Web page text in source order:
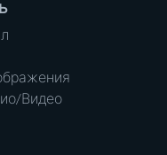
Видео